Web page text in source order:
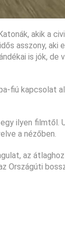
akik a
asszony, aki
is jók, de
fiú kapcsolat
ilyen filmtől.
a nézőben.
az
Országúti